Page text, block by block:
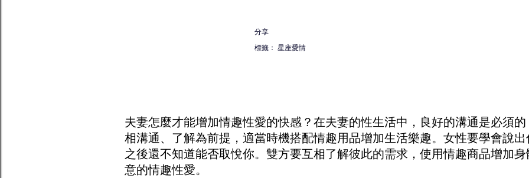
分享
標籤： 星座愛情
夫妻怎麼才能增加情趣性愛的快感？在夫妻的性生活中，良好的溝通是必須
相溝通、了解為前提，適當時機搭配情趣用品增加生活樂趣。女性要學會說
之後還不知道能否取悅你。雙方要互相了解彼此的需求，使用情趣商品增加
意的情趣性愛。